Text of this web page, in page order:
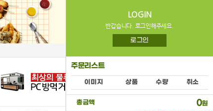
LOGIN
반갑습니다. 로그인해주세요.
로그인
주문리스트
이미지 상품 수량 취소
총금액 0원